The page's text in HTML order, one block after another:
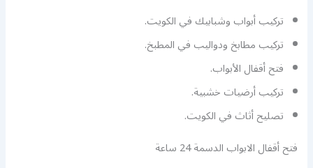
تركيب أبواب وشبابيك في الكويت.
تركيب مطابخ ودواليب في المطبخ.
فتح أقفال الأبواب.
تركيب أرضيات خشبية.
تصليح أثاث في الكويت.
فتح أقفال الابواب الدسمة 24 ساعة